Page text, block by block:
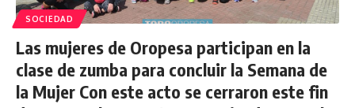
SOCIEDAD
Las mujeres de Oropesa participan en la
clase de zumba para concluir la Semana de
la Mujer Con este acto se cerraron este fin